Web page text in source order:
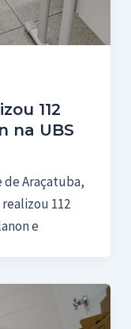
112
na UBS
de Araçatuba,
112
e